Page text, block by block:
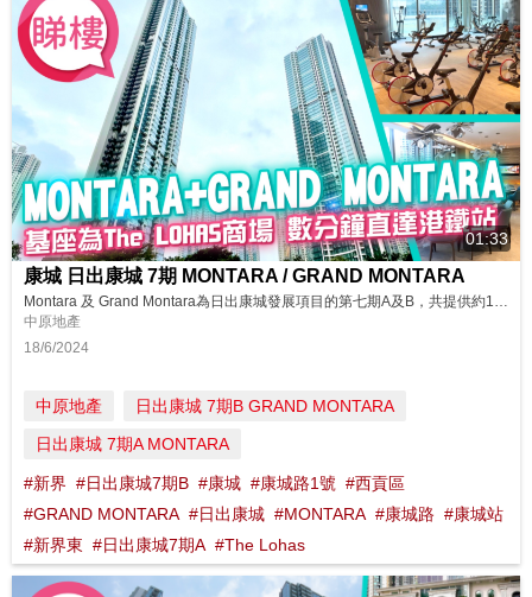
01:33
康城 日出康城 7期 MONTARA / GRAND MONTARA
Montara 及 Grand Montara為日出康城發展項目的第七期A及B，共提供約1,120個單位，位於大型商場The Lohas康城的上蓋，有獨立大堂連接商場。居民購物非常便利，而經商場通往港鐵康城站也快捷，加上將軍澳跨灣連接路已通車，往返外區相當便捷。 同區筍盤：https://bit.ly/48oTjhJ 鄰近中原地產分行: 將軍澳東港城分行B組 2703 0878 將軍澳廣場第...
中原地產
18/6/2024
中原地產
日出康城 7期B GRAND MONTARA
日出康城 7期A MONTARA
#新界 #日出康城7期B #康城 #康城路1號 #西貢區
#GRAND MONTARA #日出康城 #MONTARA #康城路 #康城站
#新界東 #日出康城7期A #The Lohas